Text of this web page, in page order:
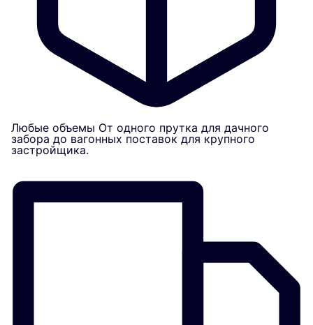
Любые объемы От одного прутка для дачного
забора до вагонных поставок для крупного
застройщика.